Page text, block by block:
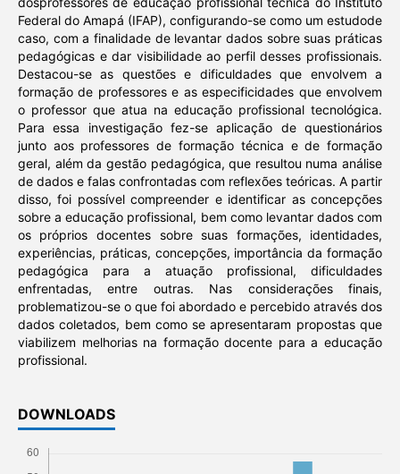
Federal do Amapá (IFAP), configurando-se como um estudode
caso, com a finalidade de levantar dados sobre suas práticas
pedagógicas e dar visibilidade ao perfil desses profissionais.
Destacou-se as questões e dificuldades que envolvem a
formação de professores e as especificidades que envolvem
o professor que atua na educação profissional tecnológica.
Para essa investigação fez-se aplicação de questionários
junto aos professores de formação técnica e de formação
geral, além da gestão pedagógica, que resultou numa análise
de dados e falas confrontadas com reflexões teóricas. A partir
disso, foi possível compreender e identificar as concepções
sobre a educação profissional, bem como levantar dados com
os próprios docentes sobre suas formações, identidades,
experiências, práticas, concepções, importância da formação
pedagógica para a atuação profissional, dificuldades
enfrentadas, entre outras. Nas considerações finais,
problematizou-se o que foi abordado e percebido através dos
dados coletados, bem como se apresentaram propostas que
viabilizem melhorias na formação docente para a educação
profissional.
DOWNLOADS